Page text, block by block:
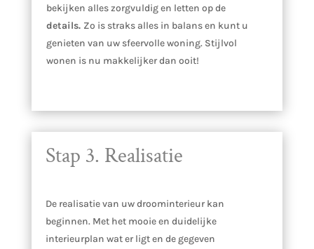
bekijken alles zorgvuldig en letten op de
details. Zo is straks alles in balans en kunt u
genieten van uw sfeervolle woning. Stijlvol
wonen is nu makkelijker dan ooit!
Stap 3. Realisatie
De realisatie van uw droominterieur kan
beginnen. Met het mooie en duidelijke
interieurplan wat er ligt en de gegeven